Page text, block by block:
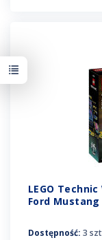
LEGO
Ford Mustang
Dostępność: 3